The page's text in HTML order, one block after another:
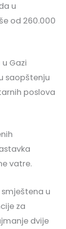
u
od 260.000
Gazi
saopštenju
poslova
vatre.
u
za
dvije